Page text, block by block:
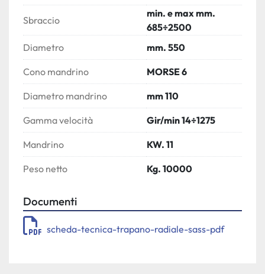
Sbraccio
min. e max mm.
685÷2500
Diametro
mm. 550
Cono mandrino MORSE 6
Diametro mandrino mm 110
Gamma velocità Gir/min 14÷1275
Mandrino KW. 11
Peso netto Kg. 10000
Documenti
scheda-tecnica-trapano-radiale-sass-pdf